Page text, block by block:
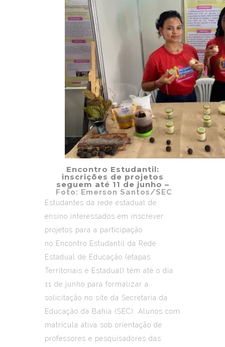
Encontro Estudantil:
inscrições de projetos
seguem até 11 de junho –
Foto: Emerson Santos/SEC
Estudantes da rede estadual de
ensino interessados em inscrever
projetos para a participação
no Encontro Estudantil da Rede
Estadual de Educação (etapas
Territoriais e Estadual) têm até o dia
11 de junho para formalizar a
solicitação no site da Secretaria da
Educação da Bahia (SEC)
. Alunos com
matrícula ativa sob orientação de
professores e pesquisadores das